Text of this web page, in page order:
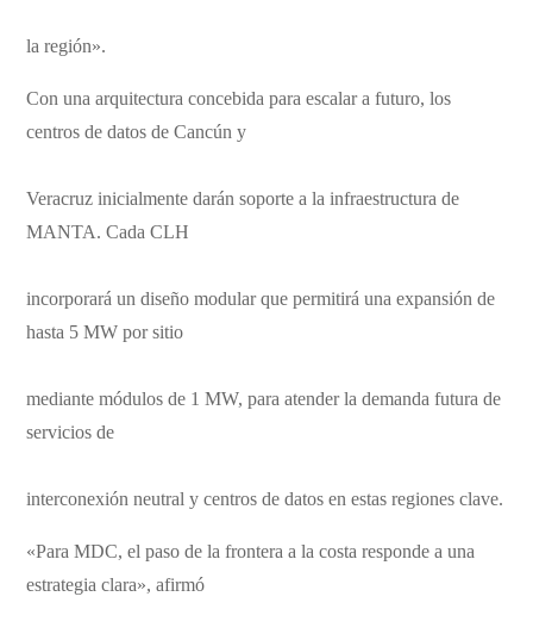
la región».
Con una arquitectura concebida para escalar a futuro, los
centros de datos de Cancún y
Veracruz inicialmente darán soporte a la infraestructura de
MANTA. Cada CLH
incorporará un diseño modular que permitirá una expansión de
hasta 5 MW por sitio
mediante módulos de 1 MW, para atender la demanda futura de
servicios de
interconexión neutral y centros de datos en estas regiones clave.
«Para MDC, el paso de la frontera a la costa responde a una
estrategia clara», afirmó